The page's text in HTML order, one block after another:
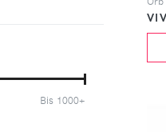
Bis 1000+